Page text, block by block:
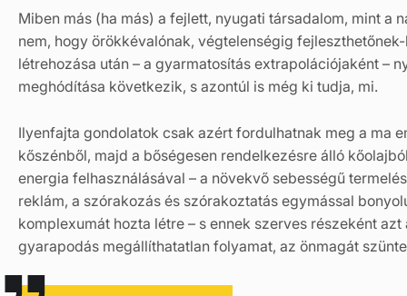
Miben más (ha más) a fejlett, nyugati társadalom, mint a
nem, hogy örökkévalónak, végtelenségig
létrehozása után – a gyarmatosítás extrapolációjaként –
meghódítása következik, s azontúl is még ki tudja, mi.
Ilyenfajta gondolatok csak azért fordulhatnak meg a ma
kőszénből, majd a bőségesen rendelkezésre álló
energia felhasználásával – a növekvő sebességű
reklám, a szórakozás és szórakoztatás egymással
komplexumát hozta létre – s ennek szerves részeként
gyarapodás megállíthatatlan folyamat, az önmagát